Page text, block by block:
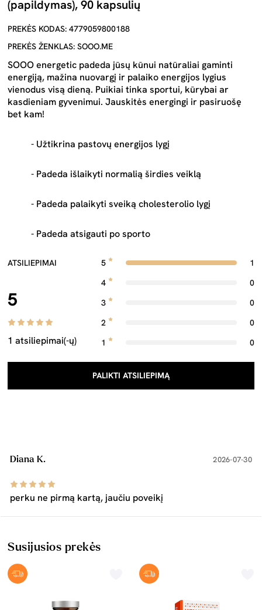
(papildymas), 90 kapsulių
PREKĖS KODAS: 4779059800188
PREKĖS ŽENKLAS: SOOO.ME
SOOO energetic padeda jūsų kūnui natūraliai gaminti
energiją, mažina nuovargį ir palaiko energijos lygius
vienodus visą dieną. Puikiai tinka sportui, kūrybai ar
kasdieniam gyvenimui. Jauskitės energingi ir pasiruošę
bet kam!
- Užtikrina pastovų energijos lygį
- Padeda išlaikyti normalią širdies veiklą
- Padeda palaikyti sveiką cholesterolio lygį
- Padeda atsigauti po sporto
ATSILIEPIMAI
5
1 atsiliepimai(-ų)
5
1
4
0
3
0
2
0
1
0
PALIKTI ATSILIEPIMĄ
Diana K. 2026-07-30
perku ne pirmą kartą, jaučiu poveikį
Susijusios prekės